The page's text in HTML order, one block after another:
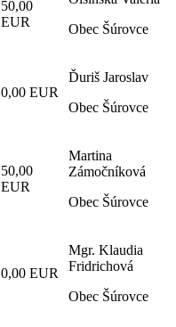
50,00
EUR
Obec Šúrovce
0,00 EUR
Ďuriš Jaroslav
Obec Šúrovce
50,00
EUR
Martina
Zámočníková
Obec Šúrovce
0,00 EUR
Mgr. Klaudia
Fridrichová
Obec Šúrovce